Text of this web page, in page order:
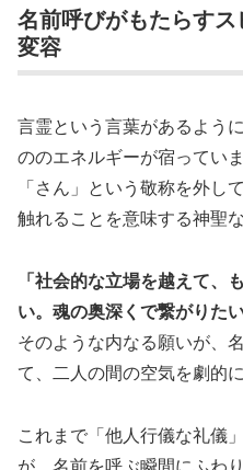
名前呼びがもたらす
変容
言霊という言葉があるよう
ののエネルギーが宿っていま
「さん」という敬称を外し
触れることを意味する神聖な
「社会的な立場を越えて、
い。魂の奥深くで繋がりたい
そのような内なる願いが、
て、二人の間の空気を劇的
これまで「他人行儀な礼儀
が、名前を呼ぶ瞬間にふわ